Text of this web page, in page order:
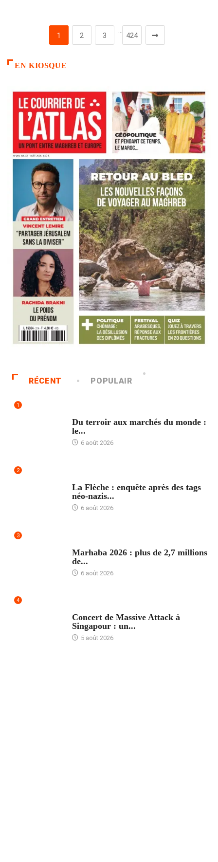
1 2 3
…
424
EN KIOSQUE
RÉCENT POPULAIR
1
Du terroir aux marchés du monde :
le...
6 août 2026
2
La Flèche : enquête après des tags
néo-nazis...
6 août 2026
3
Marhaba 2026 : plus de 2,7 millions
de...
6 août 2026
4
Concert de Massive Attack à
Singapour : un...
5 août 2026